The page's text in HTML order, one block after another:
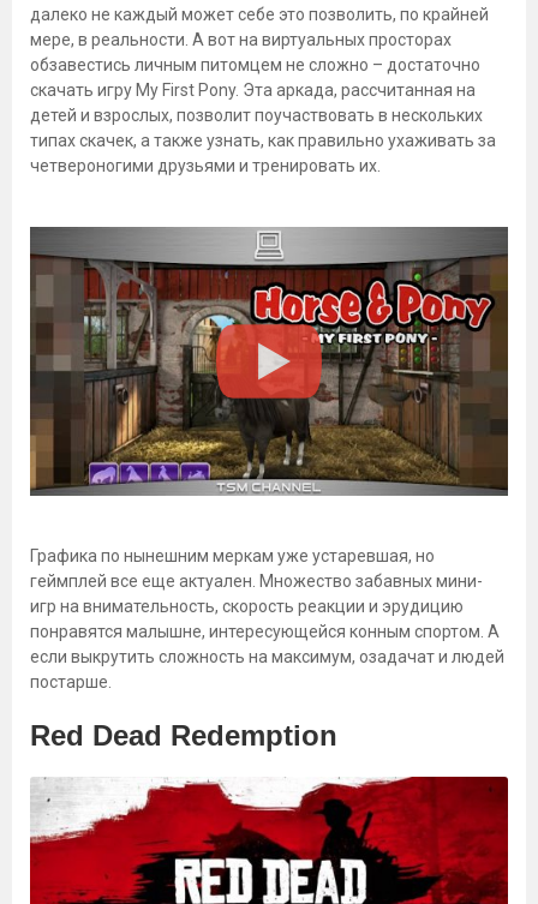
далеко не каждый может себе это позволить, по крайней
мере, в реальности. А вот на виртуальных просторах
обзавестись личным питомцем не сложно – достаточно
скачать игру My First Pony. Эта аркада, рассчитанная на
детей и взрослых, позволит поучаствовать в нескольких
типах скачек, а также узнать, как правильно ухаживать за
четвероногими друзьями и тренировать их.
Графика по нынешним меркам уже устаревшая, но
геймплей все еще актуален. Множество забавных мини-
игр на внимательность, скорость реакции и эрудицию
понравятся малышне, интересующейся конным спортом. А
если выкрутить сложность на максимум, озадачат и людей
постарше.
Red Dead Redemption